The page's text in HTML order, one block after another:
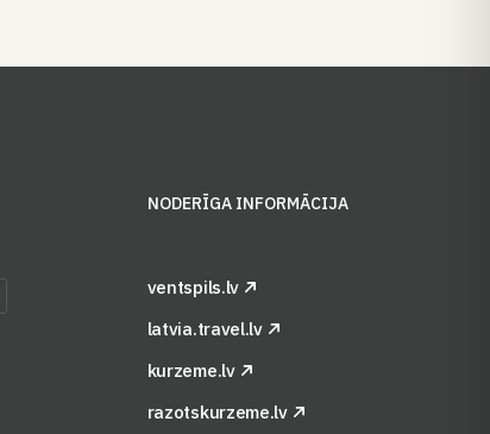
NODERĪGA INFORMĀCIJA
ventspils.lv
latvia.travel.lv
kurzeme.lv
razotskurzeme.lv